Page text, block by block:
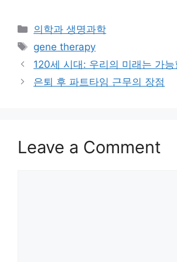
Categories
의학과 생명과학
Tags
gene therapy
120세 시대: 우리의 미래는 가능
은퇴 후 파트타임 근무의 장점
Leave a Comment